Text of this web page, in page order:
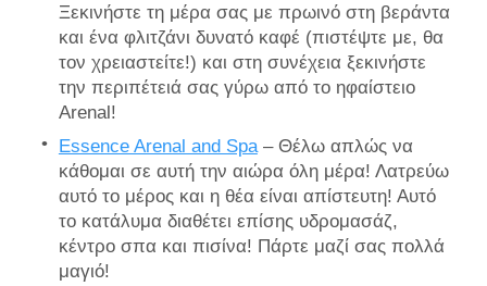
Ξεκινήστε τη μέρα σας με πρωινό στη βεράντα
και ένα φλιτζάνι δυνατό καφέ (πιστέψτε με, θα
τον χρειαστείτε!) και στη συνέχεια ξεκινήστε
την περιπέτειά σας γύρω από το ηφαίστειο
Arenal!
Essence Arenal and Spa– Θέλω απλώς να
κάθομαι σε αυτή την αιώρα όλη μέρα! Λατρεύω
αυτό το μέρος και η θέα είναι απίστευτη! Αυτό
το κατάλυμα διαθέτει επίσης υδρομασάζ,
κέντρο σπα και πισίνα! Πάρτε μαζί σας πολλά
μαγιό!